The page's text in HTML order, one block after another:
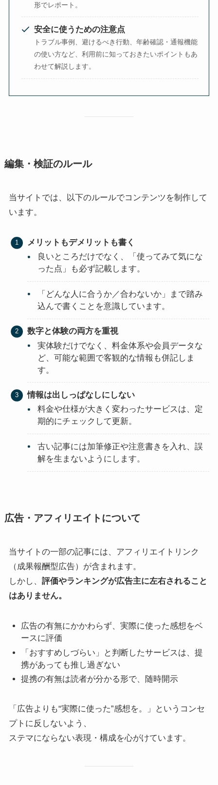
形でレポート。
安全に使うための注意点
トラブル事例、避けるべき行動、年齢確認・通報機能
の使い方など、利用前に知っておきたいポイントもあ
わせて解説します。
編集・検証のルール
当サイトでは、以下のルールでコンテンツを制作して
います。
メリットもデメリットも書く
良いところだけでなく、「使ってみて気にな
った点」も必ず記載します。
「どんな人に合うか／合わないか」まで踏み
込んで書くことを意識しています。
数字と体験の両方を重視
実体験だけでなく、料金体系や会員データな
ど、可能な範囲で客観的な情報も併記しま
す。
情報は出しっぱなしにしない
料金や仕様が大きく変わったサービスは、定
期的にチェックして更新。
古い記事には加筆修正や注意書きを入れ、誤
解を生まないようにします。
広告・アフィリエイトについて
当サイトの一部の記事には、アフィリエイトリンク
（成果報酬型広告）が含まれます。
しかし、 評価やランキングが広告主に左右されること
はありません。
広告の有無にかかわらず、実際に使った感想をベ
ースに評価
「おすすめしづらい」と判断したサービスは、提
携があっても推し過ぎない
提携の有無は読者が分かる形で、随時開示
「広告よりも“実際に使った”感想を。」というコンセ
プトに反しないよう、
ステマにならない表現・構成を心がけています。